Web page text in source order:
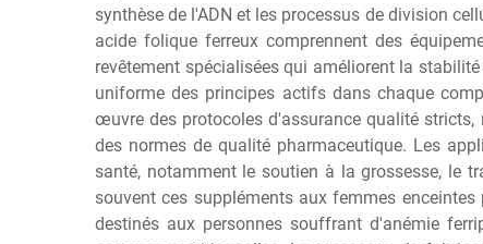
synthèse de l'ADN et les processus de division
acide folique ferreux comprennent des
revêtement spécialisées qui améliorent la
uniforme des principes actifs dans chaque
œuvre des protocoles d'assurance qualité
des normes de qualité pharmaceutique. Les
santé, notamment le soutien à la grossesse, le
souvent ces suppléments aux femmes
destinés aux personnes souffrant d'anémie